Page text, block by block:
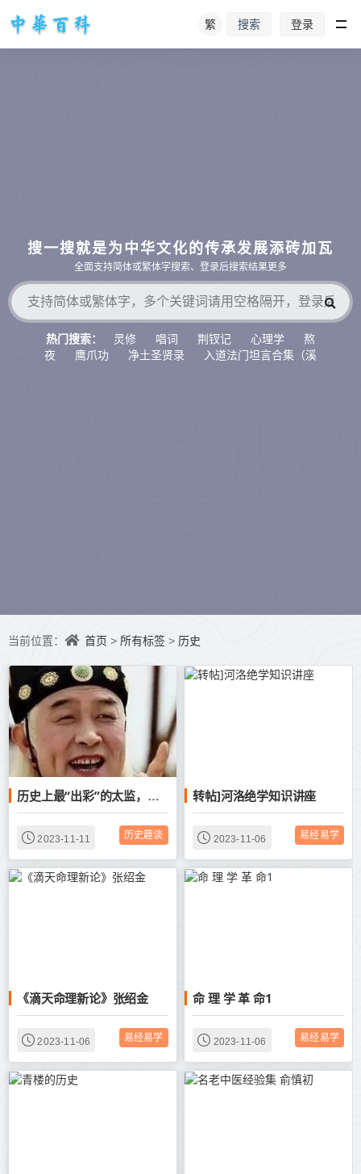
繁 搜索 登录
搜一搜就是为中华文化的传承发展添砖加瓦
全面支持简体或繁体字搜索、登录后搜索结果更多
热门搜索： 灵修 唱词 荆钗记 心理学
熬
夜
鹰爪功 净土圣贤录
入道法门坦言合集（溪
当前位置： 首页 > 所有标签 > 历史
历史上最“出彩”的太监，读圣旨故意念错一字，结果救了近千人命
2023-11-11 历史趣谈
转帖]河洛绝学知识讲座
2023-11-06 易经易学
《滴天命理新论》张绍金
2023-11-06 易经易学
命 理 学 革 命1
2023-11-06 易经易学